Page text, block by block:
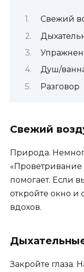
Свежий
Душ/
Разговор
Свежий
Природа.
«Проветривание
помогает. Если
откройте окно и
вдохов.
Закройте глаза.